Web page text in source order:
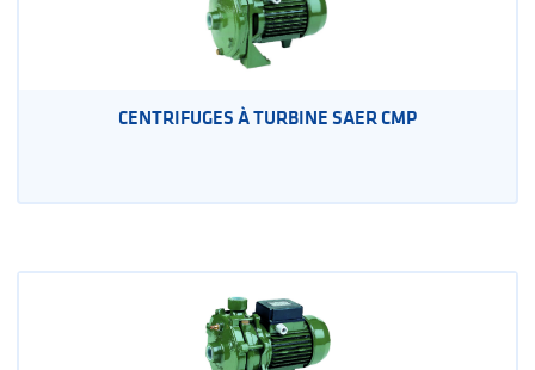
CENTRIFUGES À TURBINE SAER CMP